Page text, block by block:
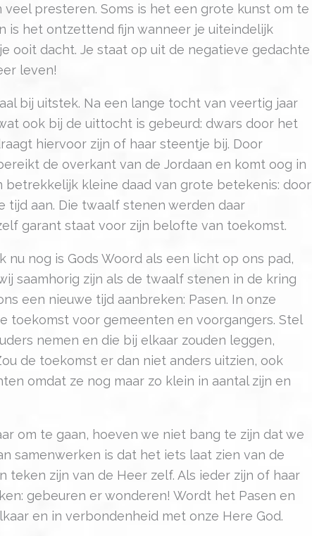
presteren. Soms is het een grote kunst om te
is het ontzettend fijn wanneer je uiteindelijk
ooit dacht. Je staat op uit de negatieve gedachte
leven!
bij uitstek. Na een lange tocht van veertig jaar
ook bij de uittocht is gebeurd: dwars door het
hiervoor zijn of haar steentje bij. Door
de overkant van de Jordaan en komt oog in
kleine daad van grote betekenis: door
aan. Die twaalf stenen werden daar
garant staat voor zijn belofte van toekomst.
nog is Gods Woord als een licht op ons pad,
saamhorig zijn als de twaalf stenen in de kring
een nieuwe tijd aanbreken: Pasen. In onze
toekomst voor gemeenten en voorgangers. Stel
nemen en die bij elkaar zouden leggen,
de toekomst er dan niet anders uitzien, ook
omdat ze nog maar zo klein in aantal zijn en
om te gaan, hoeven we niet bang te zijn dat we
samenwerken is dat het iets laat zien van de
zijn van de Heer zelf. Als ieder zijn of haar
gebeuren er wonderen! Wordt het Pasen en
en in verbondenheid met onze Here God.